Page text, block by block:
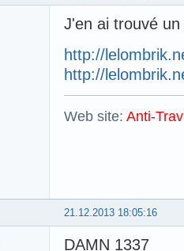
J'en ai trouvé
http://
http://
Web site: Anti-
21.12.2013 18:05:16
DAMN 1337